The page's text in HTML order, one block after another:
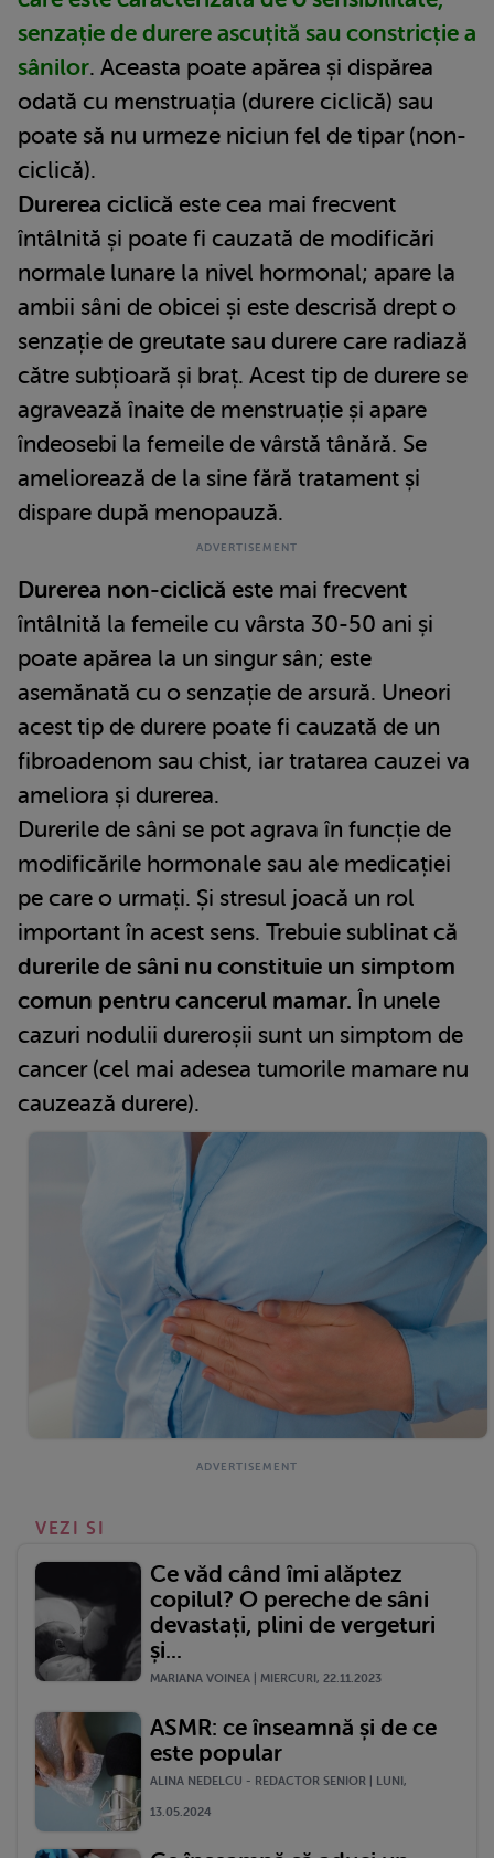
senzație de durere ascuțită sau constricție a
sânilor. Aceasta poate apărea și dispărea
odată cu menstruația (durere ciclică) sau
poate să nu urmeze niciun fel de tipar (non-
ciclică).
Durerea ciclică este cea mai frecvent
întâlnită și poate fi cauzată de modificări
normale lunare la nivel hormonal; apare la
ambii sâni de obicei și este descrisă drept o
senzație de greutate sau durere care radiază
către subțioară și braț. Acest tip de durere se
agravează înaite de menstruație și apare
îndeosebi la femeile de vârstă tânără. Se
ameliorează de la sine fără tratament și
dispare după menopauză.
Durerea non-ciclică este mai frecvent
întâlnită la femeile cu vârsta 30-50 ani și
poate apărea la un singur sân; este
asemănată cu o senzație de arsură. Uneori
acest tip de durere poate fi cauzată de un
fibroadenom sau chist, iar tratarea cauzei va
ameliora și durerea.
Durerile de sâni se pot agrava în funcție de
modificările hormonale sau ale medicației
pe care o urmați. Și stresul joacă un rol
important în acest sens. Trebuie sublinat că
durerile de sâni nu constituie un simptom
comun pentru cancerul mamar. În unele
cazuri nodulii dureroșii sunt un simptom de
cancer (cel mai adesea tumorile mamare nu
cauzează durere).
VEZI SI
Ce văd când îmi alăptez
copilul? O pereche de sâni
devastați, plini de vergeturi
și...
MARIANA VOINEA | MIERCURI, 22.11.2023
ASMR: ce înseamnă și de ce
este popular
ALINA NEDELCU - REDACTOR SENIOR | LUNI,
13.05.2024